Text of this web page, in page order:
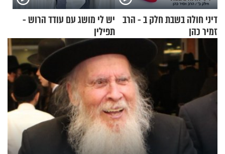
דיני חולה בשבת חלק ב - הרב
זמיר כהן
יש לי מושג עם עודד הרוש -
תפילין